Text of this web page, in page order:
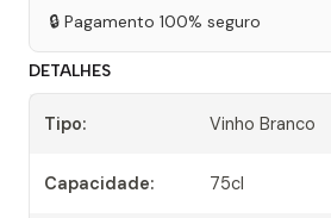
🔒 Pagamento 100% seguro
DETALHES
Tipo: Vinho Branco
Capacidade: 75cl